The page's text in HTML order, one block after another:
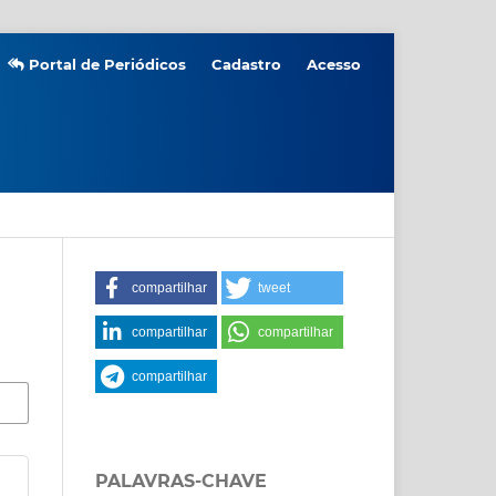
Portal de Periódicos Cadastro Acesso
compartilhar tweet
compartilhar compartilhar
compartilhar
PALAVRAS-CHAVE